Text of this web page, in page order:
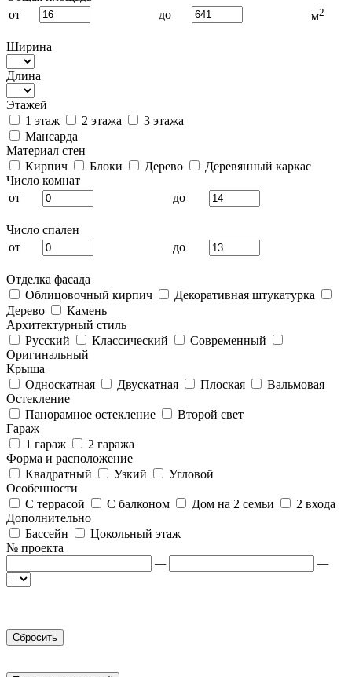
от
до м2
Ширина
Длина
Этажей
1 этаж
2 этажа
3 этажа
Мансарда
Материал стен
Кирпич
Блоки Дерево
Деревянный каркас
Число комнат
от
до
Число спален
от
до
Отделка фасада
Облицовочный кирпич
Декоративная штукатурка
Дерево
Камень
Архитектурный стиль
Русский
Классический
Современный
Оригинальный
Крыша
Односкатная
Двускатная Плоская
Вальмовая
Остекление
Панорамное остекление
Второй свет
Гараж
1 гараж
2 гаража
Форма и расположение
Квадратный
Узкий
Угловой
Особенности
С террасой
С балконом Дом на 2 семьи
2 входа
Дополнительно
Бассейн
Цокольный этаж
№ проекта
—
—